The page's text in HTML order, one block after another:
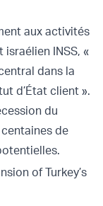
aux activités
INSS, «
dans la
d’État client ».
du
de
of Turkey’s